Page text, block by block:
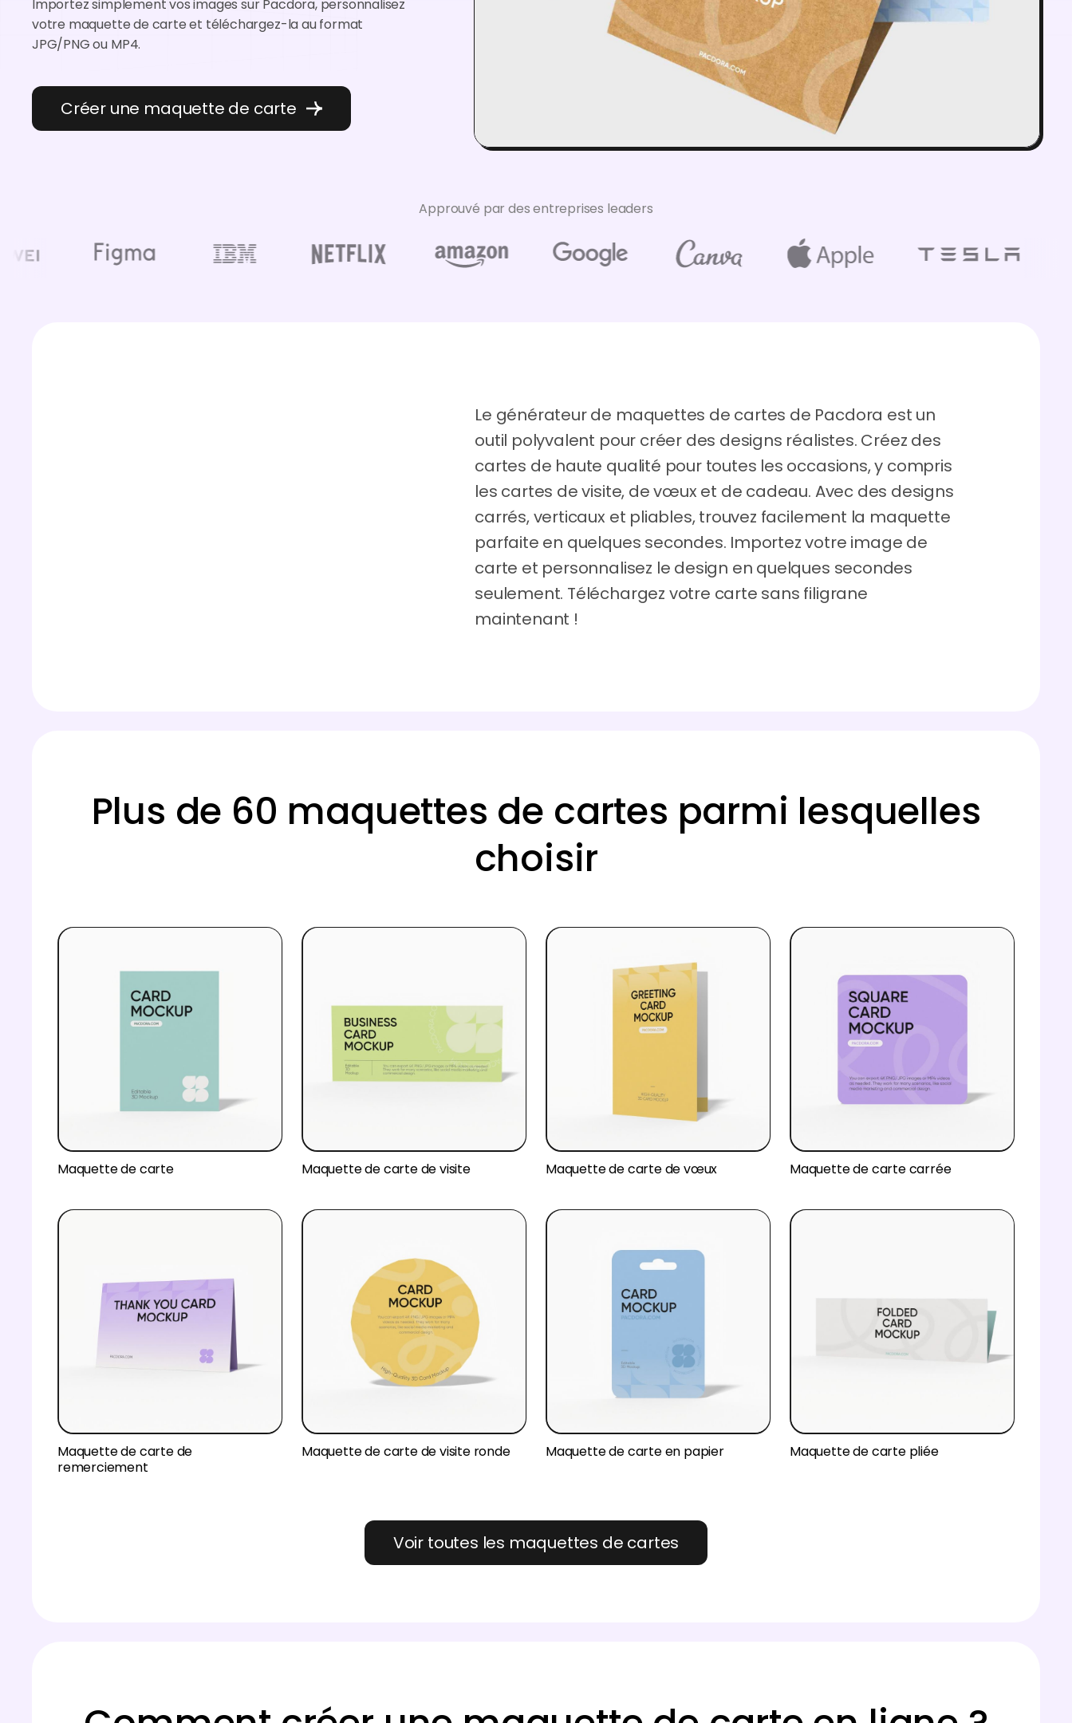
Importez simplement vos images sur Pacdora, personnalisez
votre maquette de carte et téléchargez-la au format
JPG/PNG ou MP4.
Créer une maquette de carte
Approuvé par des entreprises leaders
Le générateur de maquettes de cartes de Pacdora est un
outil polyvalent pour créer des designs réalistes. Créez des
cartes de haute qualité pour toutes les occasions, y compris
les cartes de visite, de vœux et de cadeau. Avec des designs
carrés, verticaux et pliables, trouvez facilement la maquette
parfaite en quelques secondes. Importez votre image de
carte et personnalisez le design en quelques secondes
seulement. Téléchargez votre carte sans filigrane
maintenant !
Plus de 60 maquettes de cartes parmi lesquelles
choisir
Maquette de carte Maquette de carte de visite Maquette de carte de vœux Maquette de carte carrée
Maquette de carte de
remerciement
Maquette de carte de visite ronde Maquette de carte en papier Maquette de carte pliée
Voir toutes les maquettes de cartes